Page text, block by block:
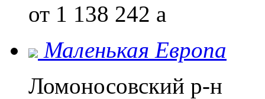
от 1 138 242 a
Маленькая Европа
Ломоносовский р-н